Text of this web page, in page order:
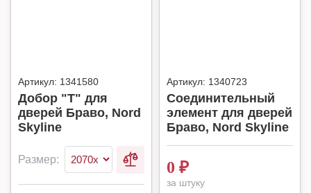
Артикул: 1341580
Добор "Т" для
дверей Браво, Nord
Skyline
Размер:
Артикул: 1340723
Соединительный
элемент для дверей
Браво, Nord Skyline
0 ₽
за штуку